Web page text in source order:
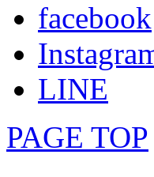
facebook
LINE
PAGE TOP